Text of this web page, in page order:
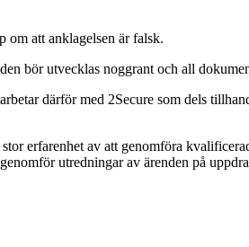
om att anklagelsen är falsk.
bör utvecklas noggrant och all
därför med 2Secure som dels
erfarenhet av att genomföra
utredningar av ärenden på